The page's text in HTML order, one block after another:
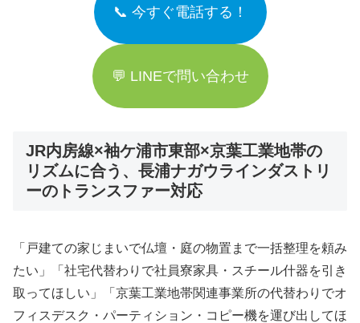
📞 今すぐ電話する！
💬 LINEで問い合わせ
JR内房線×袖ケ浦市東部×京葉工業地帯の
リズムに合う、長浦ナガウラインダストリ
ーのトランスファー対応
「戸建ての家じまいで仏壇・庭の物置まで一括整理を頼み
たい」「社宅代替わりで社員寮家具・スチール什器を引き
取ってほしい」「京葉工業地帯関連事業所の代替わりでオ
フィスデスク・パーティション・コピー機を運び出してほ